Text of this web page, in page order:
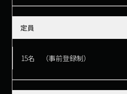
定員
15名 （事前登録制）